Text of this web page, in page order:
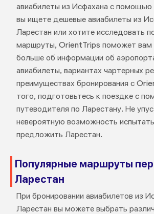
авиабилеты из Исфахана с
вы ищете дешевые авиабилеты из
Ларестан или хотите исследовать
маршруты, OrientTrips поможет вам
больше об информации об
авиабилеты, вариантах чартерных
преимуществах бронирования с
того, подготовьтесь к поездке с
путеводителя по Ларестану. Не
невероятную возможность
предложить Ларестан.
Популярные маршруты
Ларестан
При бронировании авиабилетов из
Ларестан вы можете выбрать